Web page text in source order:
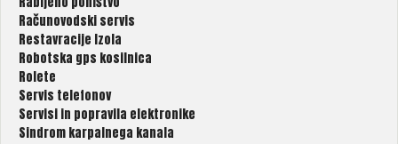
Računovodski servis
Restavracije Izola
Robotska gps kosilnica
Rolete
Servis telefonov
Servisi in popravila elektronike
Sindrom karpalnega kanala